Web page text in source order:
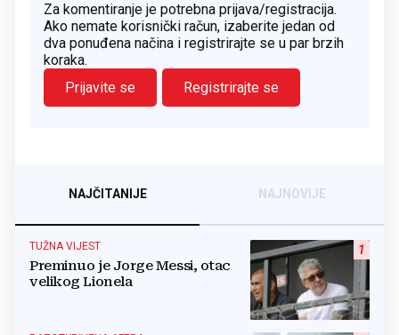
Za komentiranje je potrebna prijava/registracija.
Ako nemate korisnički račun, izaberite jedan od
dva ponuđena načina i registrirajte se u par brzih
koraka.
Prijavite se
Registrirajte se
NAJČITANIJE NAJNOVIJE
1
TUŽNA VIJEST
Preminuo je Jorge Messi, otac
velikog Lionela